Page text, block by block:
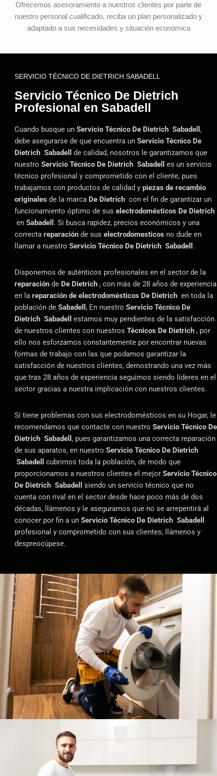
Ofrecemos asesoramiento a nuestros clientes por parte de
nuestro personal cualificado, reciba un plan personalizado y
adaptado a sus necesidades y situación económica
SERVICIO TÉCNICO DE DIETRICH SABADELL
Servicio Técnico De Dietrich
Profesional en Sabadell
Cuando busque un Servicio Técnico De Dietrich Sabadell ,
debe asegurarse de que encuentra un Servicio Técnico De
Dietrich Sabadell
de calidad, nosotros le garantizamos que
nuestro Servicio Técnico De Dietrich Sabadell
es un servicio
técnico profesional y comprometido con el cliente, pues
trabajamos con productos de calidad y piezas de recambio
originales de la marca De Dietrich con el fin de garantizar un
funcionamiento óptimo de sus electrodomésticos De Dietrich
en Sabadell . Si busca rapidez, precios económicos y una
correcta reparación de sus electrodomesticos no dude en
llamar a nuestro Servicio Técnico De Dietrich Sabadell .
Disponemos de auténticos profesionales en el sector de la
reparación de De Dietrich , con más de 28 años de experiencia
en la reparación de electrodomésticos De Dietrich en toda la
población de Sabadell , En nuestro Servicio Técnico De
Dietrich Sabadell
estamos muy pendientes de la satisfacción
de nuestros clientes con nuestros Técnicos De Dietrich , por
ello nos esforzamos constantemente por encontrar nuevas
formas de trabajo con las que podamos garantizar la
satisfacción de nuestros clientes, demostrando una vez más
que tras 28 años de experiencia seguimos siendo líderes en el
sector gracias a nuestra implicación con nuestros clientes.
Si tiene problemas con sus electrodomésticos en su Hogar, le
recomendamos que contacte con nuestro Servicio Técnico De
Dietrich Sabadell , pues garantizamos una correcta reparación
de sus aparatos, en nuestro Servicio Técnico De Dietrich
Sabadell
cubrimos toda la población, de modo que
proporcionamos a nuestros clientes el mejor Servicio Técnico
De Dietrich Sabadell
siendo un servicio técnico que no
cuenta con rival en el sector desde hace poco más de dos
décadas, llámenos y le aseguramos que no se arrepentirá al
conocer por fin a un Servicio Técnico De Dietrich Sabadell
profesional y comprometido con sus clientes, llámenos y
despreocúpese.